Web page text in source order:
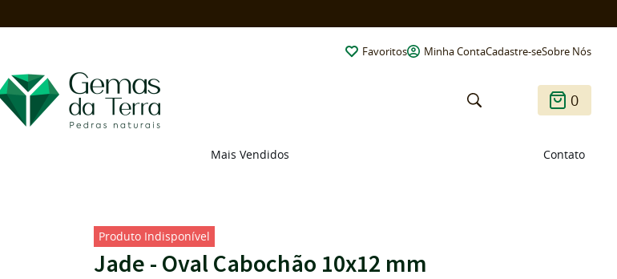
Favoritos Minha ContaCadastre-seSobre Nós
0
Mais Vendidos Contato
Produto Indisponível
Jade - Oval Cabochão 10x12 mm